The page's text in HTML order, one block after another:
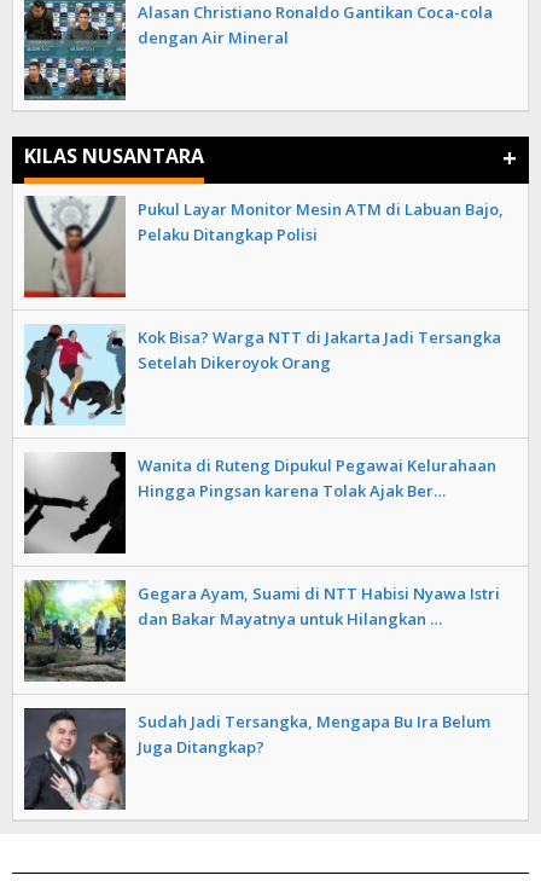
Alasan Christiano Ronaldo Gantikan Coca-cola
dengan Air Mineral
KILAS NUSANTARA +
Pukul Layar Monitor Mesin ATM di Labuan Bajo,
Pelaku Ditangkap Polisi
Kok Bisa? Warga NTT di Jakarta Jadi Tersangka
Setelah Dikeroyok Orang
Wanita di Ruteng Dipukul Pegawai Kelurahaan
Hingga Pingsan karena Tolak Ajak Ber…
Gegara Ayam, Suami di NTT Habisi Nyawa Istri
dan Bakar Mayatnya untuk Hilangkan …
Sudah Jadi Tersangka, Mengapa Bu Ira Belum
Juga Ditangkap?